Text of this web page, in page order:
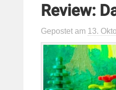
Review:
Gepostet am 13.